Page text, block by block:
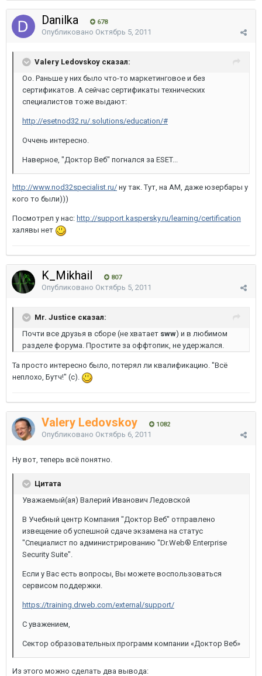
Danilka 678
Опубликовано Октябрь 5, 2011
Valery Ledovskoy сказал:
Оо. Раньше у них было что-то маркетинговое и без
сертификатов. А сейчас сертификаты технических
специалистов тоже выдают:
http://esetnod32.ru/.solutions/education/#
Оччень интересно.
Наверное, "Доктор Веб" погнался за ESET...
http://www.nod32specialist.ru/ ну так. Тут, на АМ, даже юзербары у
кого то были)))
Посмотрел у нас: http://support.kaspersky.ru/learning/certification
халявы нет
K_Mikhail 807
Опубликовано Октябрь 5, 2011
Mr. Justice сказал:
Почти все друзья в сборе (не хватает sww) и в любимом
разделе форума. Простите за оффтопик, не удержался.
Та просто интересно было, потерял ли квалификацию. "Всё
неплохо, Бутч!" (с).
Valery Ledovskoy 1082
Опубликовано Октябрь 6, 2011
Ну вот, теперь всё понятно.
Цитата
Уважаемый(ая) Валерий Иванович Ледовской
В Учебный центр Компания "Доктор Веб" отправлено
извещение об успешной сдаче экзамена на статус
"Специалист по администрированию "Dr.Web® Enterprise
Security Suite".
Если у Вас есть вопросы, Вы можете воспользоваться
сервисом поддержки.
https://training.drweb.com/external/support/
С уважением,
Сектор образовательных программ компании «Доктор Веб»
Из этого можно сделать два вывода: